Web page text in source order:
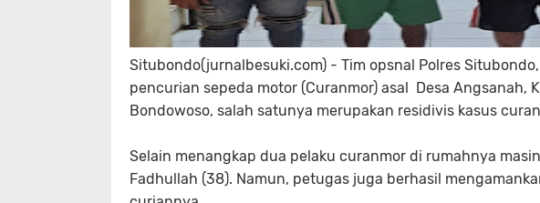
Situbondo(jurnalbesuki.com) - Tim opsnal Polres
pencurian sepeda motor (Curanmor) asal Desa Angsanah,
Bondowoso, salah satunya merupakan residivis kasus
Selain menangkap dua pelaku curanmor di rumahnya
Fadhullah (38). Namun, petugas juga berhasil